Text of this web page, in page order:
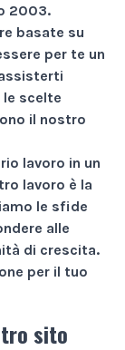
2003.
basate su
per te un
scelte
il nostro
lavoro in un
lavoro è la
le sfide
alle
di crescita.
per il tuo
sito